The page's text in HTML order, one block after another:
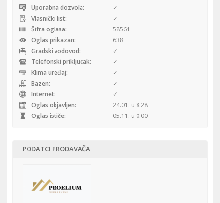
Uporabna dozvola:
✓
Vlasnički list:
✓
Šifra oglasa:
58561
Oglas prikazan:
638
Gradski vodovod:
✓
Telefonski prikljucak:
✓
Klima uređaj:
✓
Bazen:
✓
Internet:
✓
Oglas objavljen:
24.01. u 8:28
Oglas ističe:
05.11. u 0:00
PODATCI PRODAVAČA